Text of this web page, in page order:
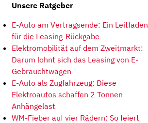
Unsere Ratgeber
E-Auto am Vertragsende: Ein Leitfaden
für die Leasing-Rückgabe
Elektromobilität auf dem Zweitmarkt:
Darum lohnt sich das Leasing von E-
Gebrauchtwagen
E-Auto als Zugfahrzeug: Diese
Elektroautos schaffen 2 Tonnen
Anhängelast
WM-Fieber auf vier Rädern: So feiert